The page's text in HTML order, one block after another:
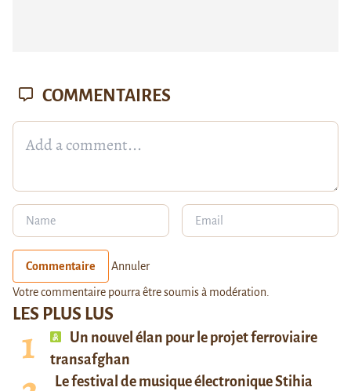
LES PLUS LUS
Un nouvel élan pour le projet ferroviaire
transafghan
Le festival de musique électronique Stihia
COMMENTAIRES
Commentaire Annuler
Votre commentaire pourra être soumis à modération.